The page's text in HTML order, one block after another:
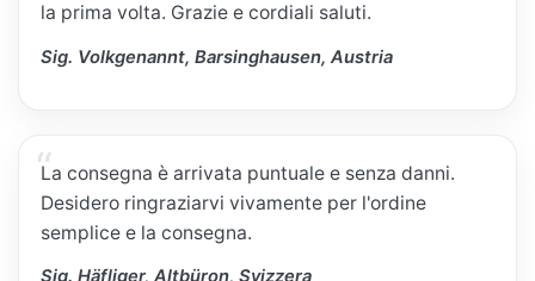
la prima volta. Grazie e cordiali saluti.
Sig. Volkgenannt, Barsinghausen, Austria
La consegna è arrivata puntuale e senza danni.
Desidero ringraziarvi vivamente per l'ordine
semplice e la consegna.
Sig. Häfliger, Altbüron, Svizzera